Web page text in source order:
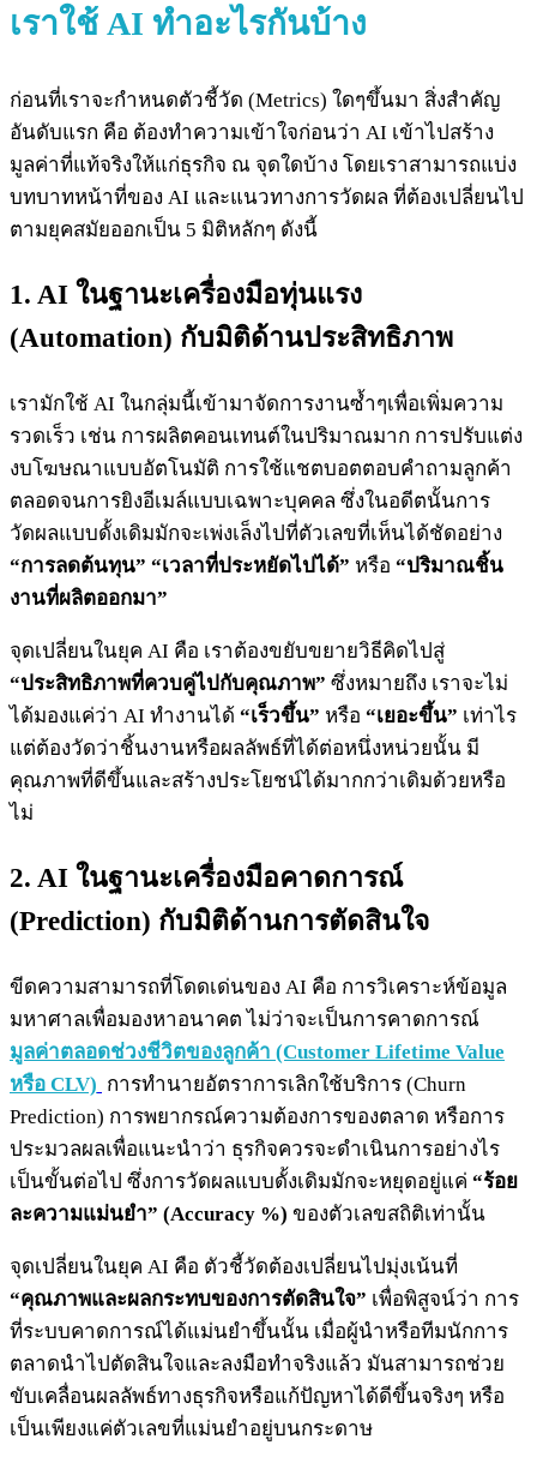
เราใช้ AI ทำอะไรกันบ้าง
ก่อนที่เราจะกำหนดตัวชี้วัด (Metrics) ใดๆขึ้นมา สิ่งสำคัญ
อันดับแรก คือ ต้องทำความเข้าใจก่อนว่า AI เข้าไปสร้าง
มูลค่าที่แท้จริงให้แก่ธุรกิจ ณ จุดใดบ้าง โดยเราสามารถแบ่ง
บทบาทหน้าที่ของ AI และแนวทางการวัดผล ที่ต้องเปลี่ยนไป
ตามยุคสมัยออกเป็น 5 มิติหลักๆ ดังนี้
1. AI ในฐานะเครื่องมือทุ่นแรง
(Automation) กับมิติด้านประสิทธิภาพ
เรามักใช้ AI ในกลุ่มนี้เข้ามาจัดการงานซ้ำๆเพื่อเพิ่มความ
รวดเร็ว เช่น การผลิตคอนเทนต์ในปริมาณมาก การปรับแต่ง
งบโฆษณาแบบอัตโนมัติ การใช้แชตบอตตอบคำถามลูกค้า
ตลอดจนการยิงอีเมล์แบบเฉพาะบุคคล ซึ่งในอดีตนั้นการ
วัดผลแบบดั้งเดิมมักจะเพ่งเล็งไปที่ตัวเลขที่เห็นได้ชัดอย่าง
“การลดต้นทุน” “เวลาที่ประหยัดไปได้” หรือ “ปริมาณชิ้น
งานที่ผลิตออกมา”
จุดเปลี่ยนในยุค AI คือ เราต้องขยับขยายวิธีคิดไปสู่
“ประสิทธิภาพที่ควบคู่ไปกับคุณภาพ” ซึ่งหมายถึง เราจะไม่
ได้มองแค่ว่า AI ทำงานได้ “เร็วขึ้น” หรือ “เยอะขึ้น” เท่าไร
แต่ต้องวัดว่าชิ้นงานหรือผลลัพธ์ที่ได้ต่อหนึ่งหน่วยนั้น มี
คุณภาพที่ดีขึ้นและสร้างประโยชน์ได้มากกว่าเดิมด้วยหรือ
ไม่
2. AI ในฐานะเครื่องมือคาดการณ์
(Prediction) กับมิติด้านการตัดสินใจ
ขีดความสามารถที่โดดเด่นของ AI คือ การวิเคราะห์ข้อมูล
มหาศาลเพื่อมองหาอนาคต ไม่ว่าจะเป็นการคาดการณ์
มูลค่าตลอดช่วงชีวิตของลูกค้า (Customer Lifetime Value
หรือ CLV) การทำนายอัตราการเลิกใช้บริการ (Churn
Prediction) การพยากรณ์ความต้องการของตลาด หรือการ
ประมวลผลเพื่อแนะนำว่า ธุรกิจควรจะดำเนินการอย่างไร
เป็นขั้นต่อไป ซึ่งการวัดผลแบบดั้งเดิมมักจะหยุดอยู่แค่ “ร้อย
ละความแม่นยำ” (Accuracy %) ของตัวเลขสถิติเท่านั้น
จุดเปลี่ยนในยุค AI คือ ตัวชี้วัดต้องเปลี่ยนไปมุ่งเน้นที่
“คุณภาพและผลกระทบของการตัดสินใจ” เพื่อพิสูจน์ว่า การ
ที่ระบบคาดการณ์ได้แม่นยำขึ้นนั้น เมื่อผู้นำหรือทีมนักการ
ตลาดนำไปตัดสินใจและลงมือทำจริงแล้ว มันสามารถช่วย
ขับเคลื่อนผลลัพธ์ทางธุรกิจหรือแก้ปัญหาได้ดีขึ้นจริงๆ หรือ
เป็นเพียงแค่ตัวเลขที่แม่นยำอยู่บนกระดาษ